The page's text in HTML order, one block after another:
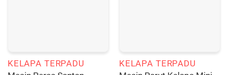
KELAPA TERPADU
KELAPA TERPADU